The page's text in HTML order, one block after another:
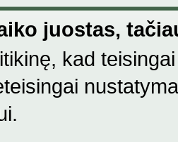
juostas,
kad